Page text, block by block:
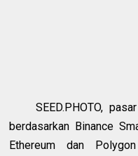
SEED.PHOTO,
berdasarkan Binance
Ethereum dan